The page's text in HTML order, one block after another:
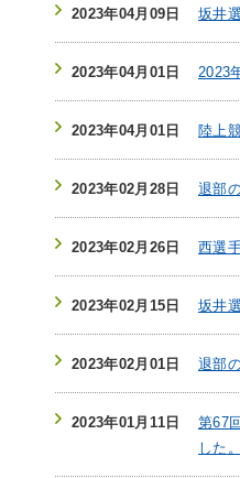
2023年04月09日 坂井
2023年04月01日 2023
2023年04月01日 陸上
2023年02月28日 退部
2023年02月26日 西選
2023年02月15日 坂井
2023年02月01日 退部
2023年01月11日
第67
した